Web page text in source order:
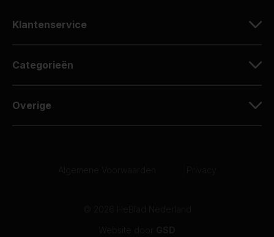
Klantenservice
Categorieën
Overige